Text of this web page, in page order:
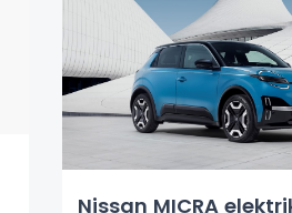
Nissan MICRA